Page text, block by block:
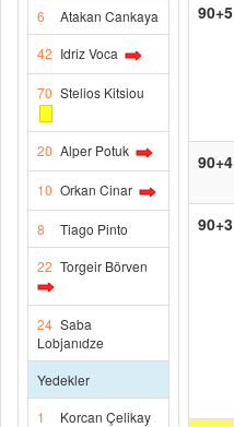
6
Atakan Cankaya
42 Idriz Voca
70 Stelios Kitsiou
20 Alper Potuk
10 Orkan Cinar
8
Tiago Pinto
22 Torgeir Börven
24 Saba
Lobjanıdze
Yedekler
1
Korcan Çelikay
90+5
90+4
90+3